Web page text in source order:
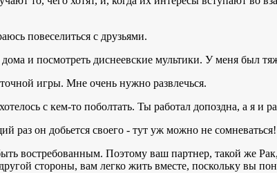
повеселиться с друзьями.
и посмотреть диснеевские мультики. У меня был
игры. Мне очень нужно развлечься.
с кем-то поболтать. Ты работал допоздна, а я и
раз он добьется своего - тут уж можно не сомневаться!
востребованным. Поэтому ваш партнер, такой же
стороны, вам легко жить вместе, поскольку вы